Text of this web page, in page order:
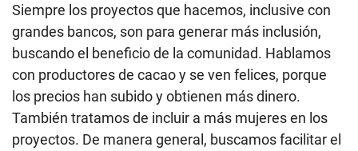
Siempre los proyectos que hacemos, inclusive con
grandes bancos, son para generar más inclusión,
buscando el beneficio de la comunidad. Hablamos
con productores de cacao y se ven felices, porque
los precios han subido y obtienen más dinero.
También tratamos de incluir a más mujeres en los
proyectos. De manera general, buscamos facilitar el